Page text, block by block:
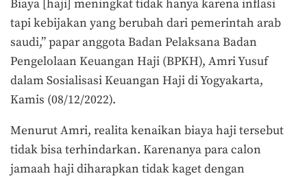
Biaya [haji] meningkat tidak hanya karena inflasi
tapi kebijakan yang berubah dari pemerintah arab
saudi,” papar anggota Badan Pelaksana Badan
Pengelolaan Keuangan Haji (BPKH), Amri Yusuf
dalam Sosialisasi Keuangan Haji di Yogyakarta,
Kamis (08/12/2022).
Menurut Amri, realita kenaikan biaya haji tersebut
tidak bisa terhindarkan. Karenanya para calon
jamaah haji diharapkan tidak kaget dengan